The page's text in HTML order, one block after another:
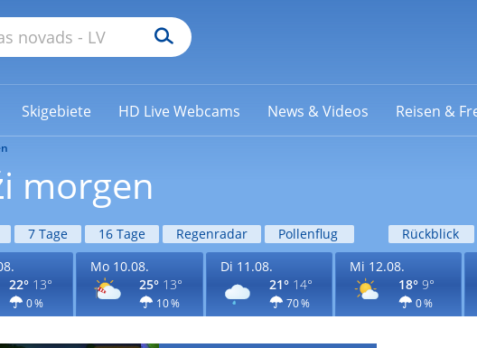
Skigebiete HD Live Webcams News & Videos Reisen &
morgen
7 Tage 16 Tage Regenradar Pollenflug
Rückblick
22° 13°
0 %
Mo 10.08.
25° 13°
10 %
Di 11.08.
21° 14°
70 %
Mi 12.08.
18° 9°
0 %